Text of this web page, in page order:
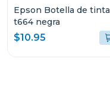
Epson Botella de tinta
t664 negra
$10.95